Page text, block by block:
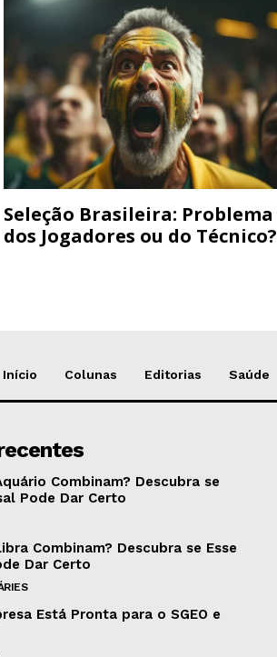
Seleção Brasileira: Problema
dos Jogadores ou do Técnico?
Início Colunas Editorias Saúde
Combinam? Descubra se
Pode Dar Certo
Combinam? Descubra se Esse
Dar Certo
Está Pronta para o SGEO e